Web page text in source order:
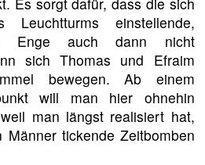
einstellende,
Enge auch dann nicht
sich Thomas und Efraim
bewegen. Ab einem
will man hier ohnehin
man längst realisiert hat,
Männer tickende Zeitbomben